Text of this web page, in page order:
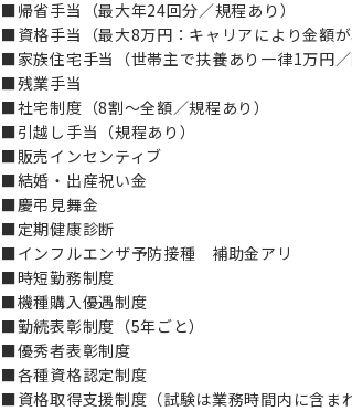
■帰省手当（最大年24回分／規程あり）
■資格手当（最大8万円：キャリアにより金額が
■家族住宅手当（世帯主で扶養あり一律1万円／
■残業手当
■社宅制度（8割～全額／規程あり）
■引越し手当（規程あり）
■販売インセンティブ
■結婚・出産祝い金
■慶弔見舞金
■定期健康診断
■インフルエンザ予防接種 補助金アリ
■時短勤務制度
■機種購入優遇制度
■勤続表彰制度（5年ごと）
■優秀者表彰制度
■各種資格認定制度
■資格取得支援制度（試験は業務時間内に含ま